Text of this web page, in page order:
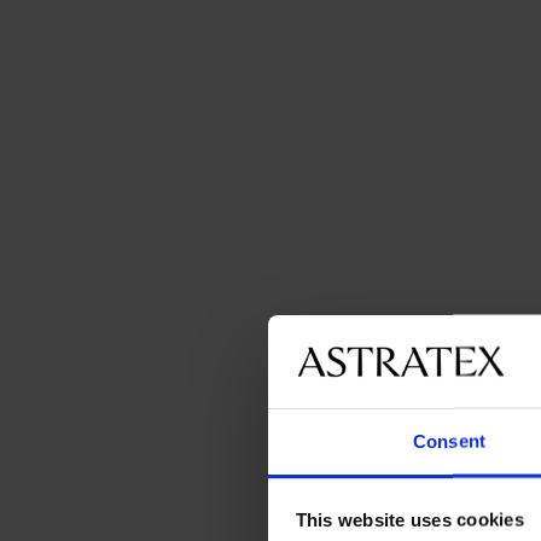
Consent
This website uses cookies